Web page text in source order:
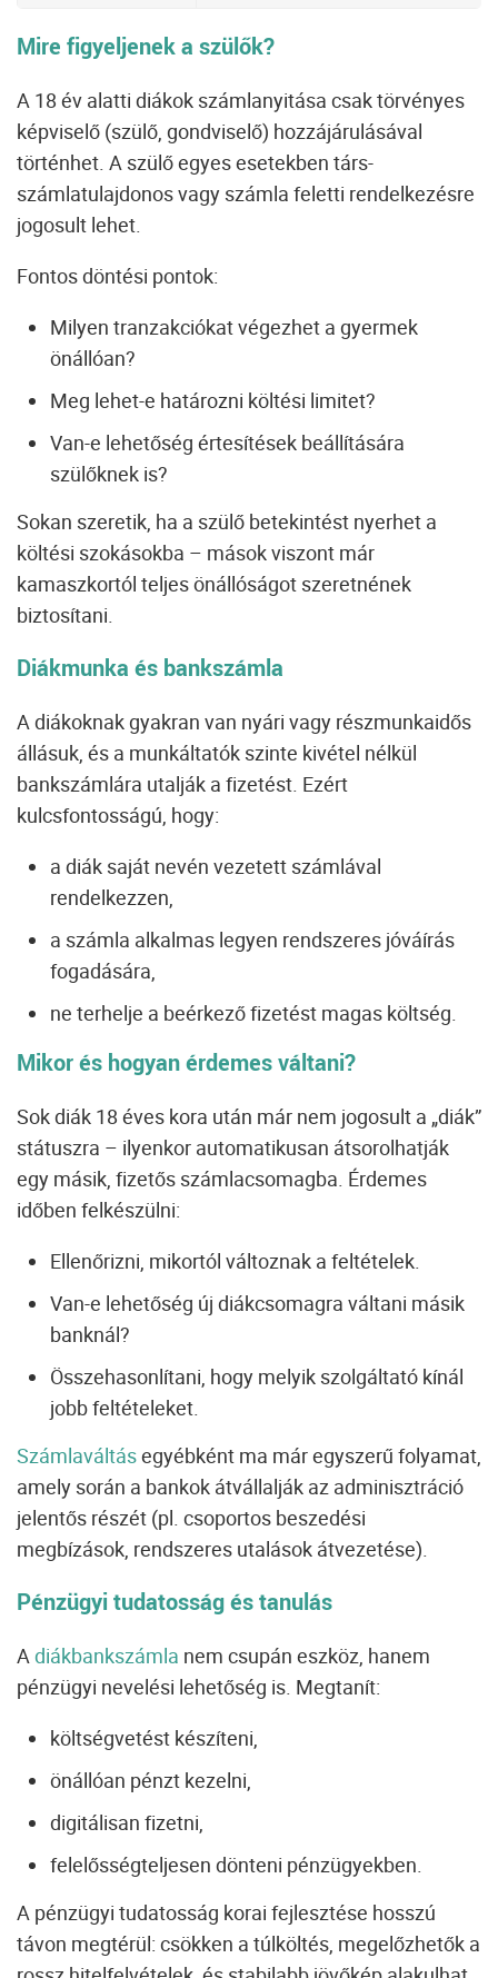
Mire figyeljenek a szülők?
A 18 év alatti diákok számlanyitása csak törvényes
képviselő (szülő, gondviselő) hozzájárulásával
történhet. A szülő egyes esetekben társ-
számlatulajdonos vagy számla feletti rendelkezésre
jogosult lehet.
Fontos döntési pontok:
Milyen tranzakciókat végezhet a gyermek
önállóan?
Meg lehet-e határozni költési limitet?
Van-e lehetőség értesítések beállítására
szülőknek is?
Sokan szeretik, ha a szülő betekintést nyerhet a
költési szokásokba – mások viszont már
kamaszkortól teljes önállóságot szeretnének
biztosítani.
Diákmunka és bankszámla
A diákoknak gyakran van nyári vagy részmunkaidős
állásuk, és a munkáltatók szinte kivétel nélkül
bankszámlára utalják a fizetést. Ezért
kulcsfontosságú, hogy:
a diák saját nevén vezetett számlával
rendelkezzen,
a számla alkalmas legyen rendszeres jóváírás
fogadására,
ne terhelje a beérkező fizetést magas költség.
Mikor és hogyan érdemes váltani?
Sok diák 18 éves kora után már nem jogosult a „diák”
státuszra – ilyenkor automatikusan átsorolhatják
egy másik, fizetős számlacsomagba. Érdemes
időben felkészülni:
Ellenőrizni, mikortól változnak a feltételek.
Van-e lehetőség új diákcsomagra váltani másik
banknál?
Összehasonlítani, hogy melyik szolgáltató kínál
jobb feltételeket.
Számlaváltásegyébként ma már egyszerű folyamat,
amely során a bankok átvállalják az adminisztráció
jelentős részét (pl. csoportos beszedési
megbízások, rendszeres utalások átvezetése).
Pénzügyi tudatosság és tanulás
A diákbankszámla nem csupán eszköz, hanem
pénzügyi nevelési lehetőség is. Megtanít:
költségvetést készíteni,
önállóan pénzt kezelni,
digitálisan fizetni,
felelősségteljesen dönteni pénzügyekben.
A pénzügyi tudatosság korai fejlesztése hosszú
távon megtérül: csökken a túlköltés, megelőzhetők a